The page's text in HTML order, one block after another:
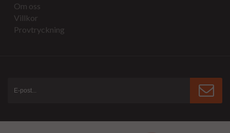
Om oss
Villkor
Provtryckning